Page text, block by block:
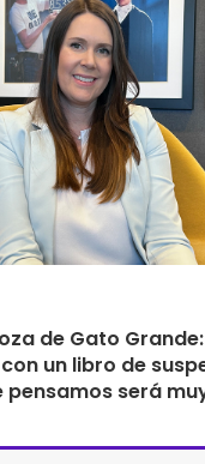
de Gato Grande:
un libro de
será